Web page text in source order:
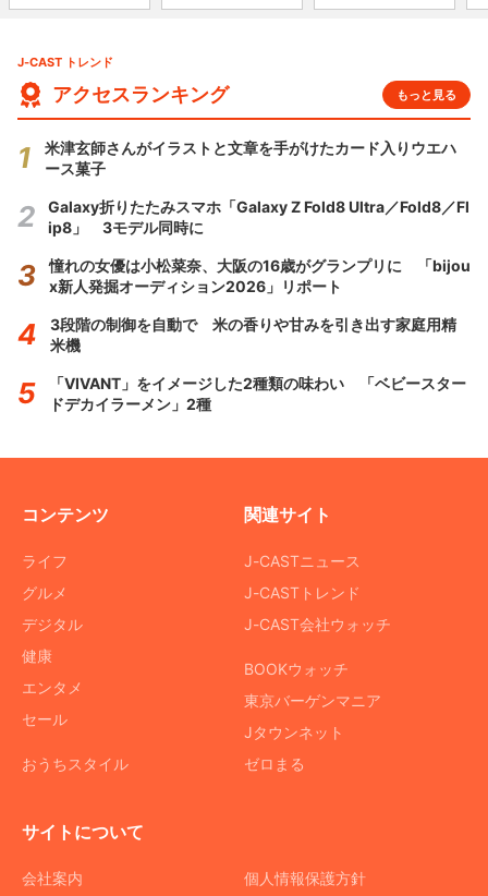
J-CAST トレンド
アクセスランキング もっと見る
米津玄師さんがイラストと文章を手がけたカード入りウエハ
ース菓子
Galaxy折りたたみスマホ「Galaxy Z Fold8 Ultra／Fold8／Fl
ip8」 3モデル同時に
憧れの女優は小松菜奈、大阪の16歳がグランプリに 「bijou
x新人発掘オーディション2026」リポート
3段階の制御を自動で 米の香りや甘みを引き出す家庭用精
米機
「VIVANT」をイメージした2種類の味わい 「ベビースター
ドデカイラーメン」2種
コンテンツ
ライフ
グルメ
デジタル
健康
エンタメ
セール
おうちスタイル
関連サイト
J-CASTニュース
J-CASTトレンド
J-CAST会社ウォッチ
BOOKウォッチ
東京バーゲンマニア
Jタウンネット
ゼロまる
サイトについて
会社案内 個人情報保護方針